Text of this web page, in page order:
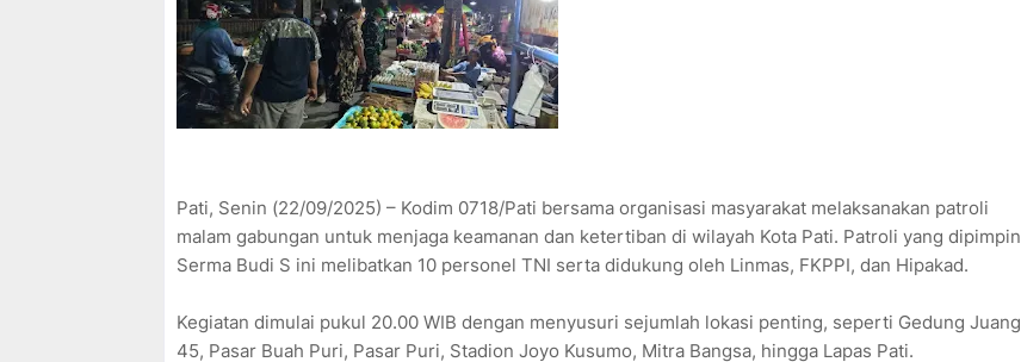
Pati, Senin (22/09/2025) – Kodim 0718/Pati bersama organisasi masyarakat melaksanakan patroli
malam gabungan untuk menjaga keamanan dan ketertiban di wilayah Kota Pati. Patroli yang dipimpin
Serma Budi S ini melibatkan 10 personel TNI serta didukung oleh Linmas, FKPPI, dan Hipakad.
Kegiatan dimulai pukul 20.00 WIB dengan menyusuri sejumlah lokasi penting, seperti Gedung Juang
45, Pasar Buah Puri, Pasar Puri, Stadion Joyo Kusumo, Mitra Bangsa, hingga Lapas Pati.